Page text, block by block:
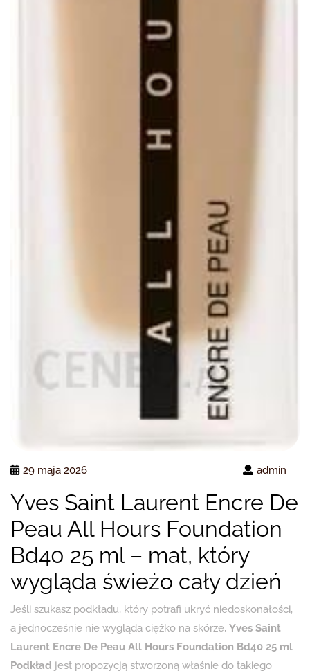
29 maja 2026 admin
Yves Saint Laurent Encre De
Peau All Hours Foundation
Bd40 25 ml – mat, który
wygląda świeżo cały dzień
Jeśli szukasz podkładu, który potrafi ukryć niedoskonałości,
a jednocześnie nie wygląda ciężko na skórze, Yves Saint
Laurent Encre De Peau All Hours Foundation Bd40 25 ml
Podkład jest propozycją stworzoną właśnie do takiego